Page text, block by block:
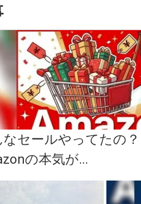
なセールやってたの
の本気が...